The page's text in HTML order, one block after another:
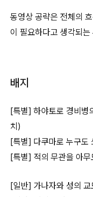
동영상 공략은 전체의
이 필요하다고 생각되
배지
[특별] 하야토로 경비병
치)
[특별] 다쿠마로 누구도
[특별] 적의 무관을 아
[일반] 가나자와 성의